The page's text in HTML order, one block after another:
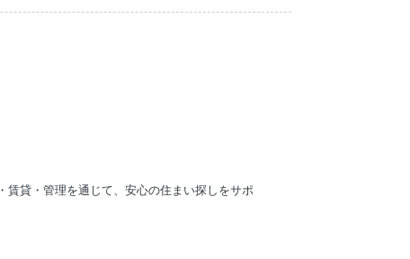
貸・管理を通じて、安心の住まい探しをサポ